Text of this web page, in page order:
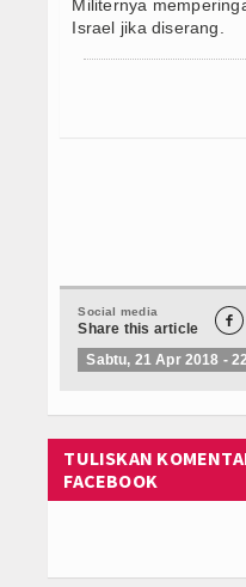
Testimoni
Tracking Orders
Militernya
Israel jika diserang.
Social media
Share this article 
Sabtu, 21 Apr 2018 -
TULISKAN
FACEBOOK